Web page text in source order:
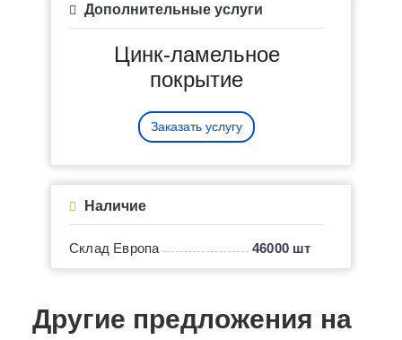
Дополнительные услуги
Цинк-ламельное
покрытие
Заказать услугу
Наличие
Склад Европа 46000 шт
Другие предложения на